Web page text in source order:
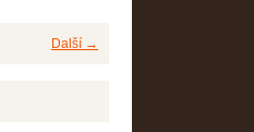
Další →